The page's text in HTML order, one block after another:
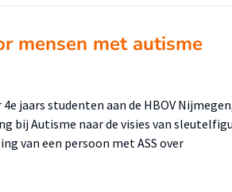
mensen met autisme
jaars studenten aan de HBOV
bij Autisme naar de visies van
van een persoon met ASS over